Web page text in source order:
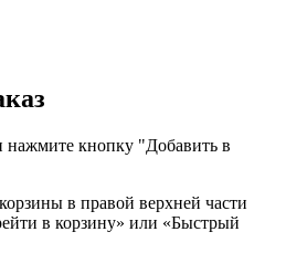
кнопку "Добавить в
в правой верхней части
в корзину» или «Быстрый